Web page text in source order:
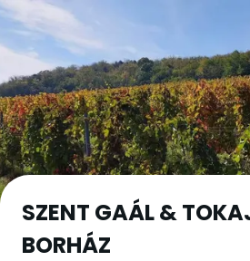
SZENT GAÁL &
BORHÁZ